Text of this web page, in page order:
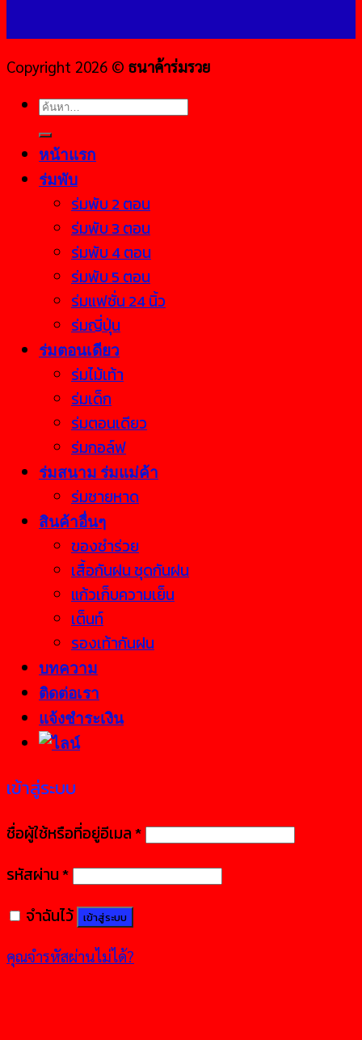
Copyright 2026 © ธนาค้าร่มรวย
ค้นหา:
หน้าแรก
ร่มพับ
ร่มพับ 2 ตอน
ร่มพับ 3 ตอน
ร่มพับ 4 ตอน
ร่มพับ 5 ตอน
ร่มแฟชั่น 24 นิ้ว
ร่มญี่ปุ่น
ร่มตอนเดียว
ร่มไม้เท้า
ร่มเด็ก
ร่มตอนเดียว
ร่มกอล์ฟ
ร่มสนาม ร่มแม่ค้า
ร่มชายหาด
สินค้าอื่นๆ
ของชำร่วย
เสื้อกันฝน ชุดกันฝน
แก้วเก็บความเย็น
เต็นท์
รองเท้ากันฝน
บทความ
ติดต่อเรา
แจ้งชำระเงิน
เข้าสู่ระบบ
ชื่อผู้ใช้หรือที่อยู่อีเมล*
รหัสผ่าน*
จำฉันไว้ เข้าสู่ระบบ
คุณจำรหัสผ่านไม่ได้?